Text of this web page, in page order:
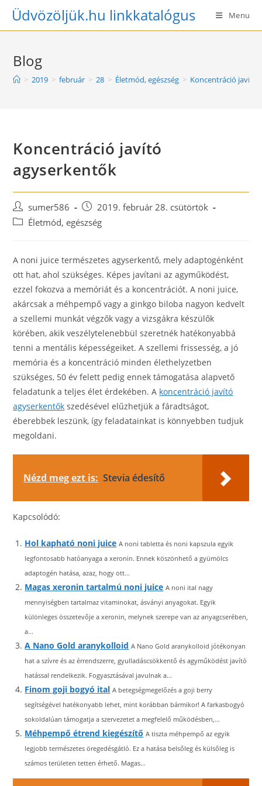
SkipÜdvözöljük.hu linkkatalógus Menu
Blog
> 2019 > február > 28 > Életmód, egészség > Koncentráció javító
Koncentráció javító
agyserkentők
Post
author:
sumer586
Post
published:
2019. február 28. csütörtök
PostÉletmód, egészség
A noni juice természetes agyserkentő, mely adaptogénként
ott hat, ahol szükséges. Képes javítani az agyműködést,
ezzel fokozva a memóriát és a koncentrációt. A noni juice,
akárcsak a méhpempő vagy a ginkgo biloba nagyon kedvelt
a szellemi munkát végzők vagy a vizsgákra készülők
körében, akik veszélytelenebbül szeretnék hatékonyabbá
tenni a mentális képességeiket. A szellemi frissesség, a jó
memória és a koncentráció minden élethelyzetben
szükséges, 50 év felett pedig ennek támogatása alapvető
feladatunk a teljes élet érdekében. A koncentráció javító
agyserkentők szedésével elűzhetjük a fáradtságot,
éberebbek leszünk, így feladatainkat is könnyebben tudjuk
megoldani.
Nézd meg ezt is: Stevia édesítő
Kapcsolódó:
Hol kapható noni juice A noni tabletta és noni kapszula egyik
legfontosabb hatóanyaga a xeronin. Ennek köszönhető a gyümölcs
adaptogén hatása, azaz, hogy ott...
Magas xeronin tartalmú noni juice A noni ital nagy
mennyiségben tartalmaz vitaminokat, ásványi anyagokat. Egyik
különleges összetevője a xeronin, melynek szerepe van az anyagcserében,
a...
A Nano Gold aranykolloid A Nano Gold aranykolloid jótékonyan
hat a szívre és az érrendszerre, gyulladáscsökkentő és agyműködést javító
hatással rendelkezik. Fogyasztásával javulnak a...
Finom goji bogyó ital A betegségmegelőzés a goji berry
segítségével hatékonyabb lehet, mint korábban bármikor! A farkasbogyó
sokoldalúan támogatja a szervezetet a megfelelő működésben,...
Méhpempő étrend kiegészítő A tiszta méhpempő az egyik
legjobb természetes öregedésgátló. Ez a hatása belsőleg és külsőleg is
számos területen tetten érhető. Magas...